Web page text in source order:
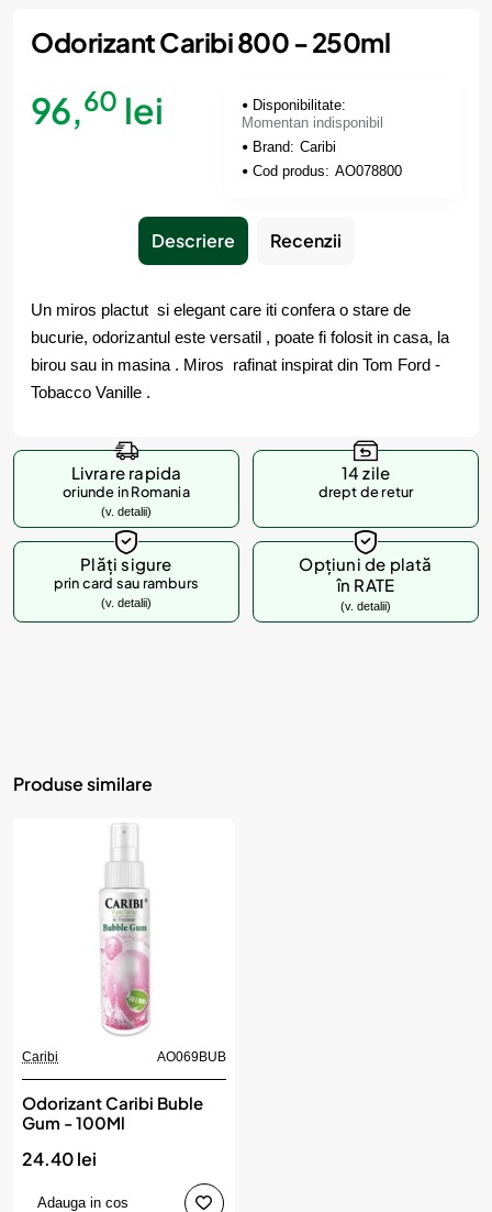
Momentan indisponibil
Odorizant Caribi 800 - 250ml
96,60 lei
Disponibilitate:
Momentan indisponibil
Brand: Caribi
Cod produs: AO078800
Descriere Recenzii
Un miros plactut si elegant care iti confera o stare de
bucurie, odorizantul este versatil , poate fi folosit in casa, la
birou sau in masina . Miros rafinat inspirat din Tom Ford -
Tobacco Vanille .
Livrare rapida
oriunde in Romania
(v. detalii)
14 zile
drept de retur
Plăți sigure
prin card sau ramburs
(v. detalii)
Opțiuni de plată
în RATE
(v. detalii)
Produse similare
Caribi AO069BUB
Odorizant Caribi Buble
Gum - 100Ml
24.40 lei
Adauga in cos